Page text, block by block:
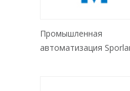
Промышленная
автоматизация